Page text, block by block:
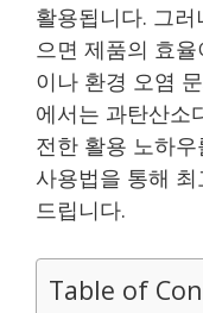
활용됩니다. 그
으면 제품의 효
이나 환경 오염
에서는 과탄산소
전한 활용 노하
사용법을 통해
드립니다.
Table of